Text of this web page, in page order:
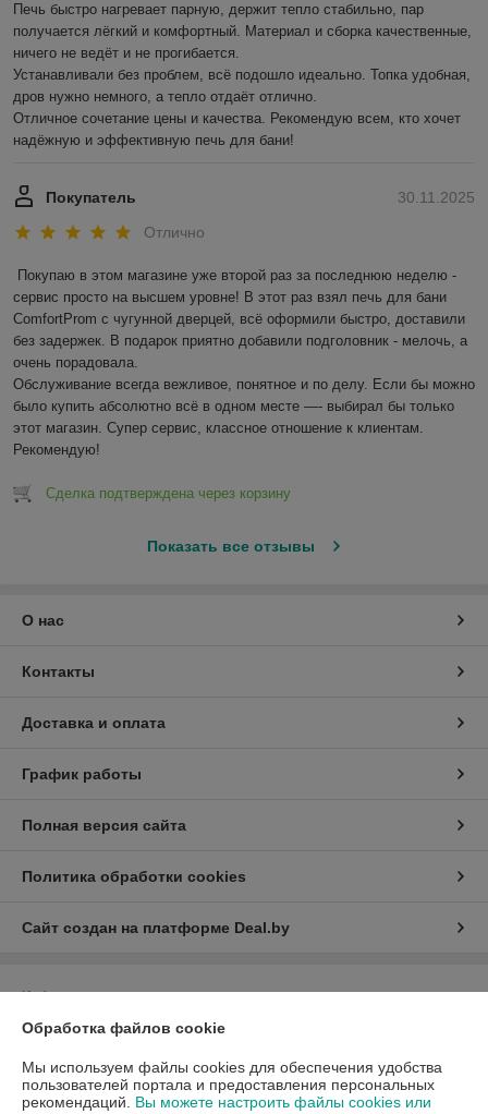
Печь быстро нагревает парную, держит тепло стабильно, пар
получается лёгкий и комфортный. Материал и сборка качественные,
ничего не ведёт и не прогибается.
Устанавливали без проблем, всё подошло идеально. Топка удобная,
дров нужно немного, а тепло отдаёт отлично.
Отличное сочетание цены и качества. Рекомендую всем, кто хочет
надёжную и эффективную печь для бани!
30.11.2025
Покупатель
Отлично
Покупаю в этом магазине уже второй раз за последнюю неделю -
сервис просто на высшем уровне! В этот раз взял печь для бани
ComfortProm с чугунной дверцей, всё оформили быстро, доставили
без задержек. В подарок приятно добавили подголовник - мелочь, а
очень порадовала.
Обслуживание всегда вежливое, понятное и по делу. Если бы можно
было купить абсолютно всё в одном месте —- выбирал бы только
этот магазин. Супер сервис, классное отношение к клиентам.
Рекомендую!
Сделка подтверждена через корзину
Показать все отзывы
О нас
Контакты
Доставка и оплата
График работы
Полная версия сайта
Политика обработки cookies
Сайт создан на платформе Deal.by
Информация для покупателя
Юридическое лицо:Общество с ограниченной ответственностью
20131 ,Республика Беларусь, г. Минск, ул. Гамарника, д. 30, офис. 405
Регистрационный номер ЕГР: 193543133
Обработка файлов cookie
Мы используем файлы cookies для обеспечения удобства
пользователей портала и предоставления персональных
рекомендаций. Вы можете настроить файлы cookies или